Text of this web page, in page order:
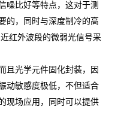
噪比好等特点，这对于测
的，同时与深度制冷的高
红外波段的微弱光信号采
且光学元件固化封装，因
动敏感度极低，不但适合
现场应用，同时可以提供